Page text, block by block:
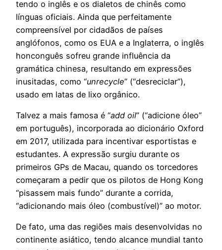
tendo o inglês e os dialetos de chinês como
línguas oficiais. Ainda que perfeitamente
compreensível por cidadãos de países
anglófonos, como os EUA e a Inglaterra, o inglês
honconguês sofreu grande influência da
gramática chinesa, resultando em expressões
inusitadas, como “unrecycle” (“desreciclar”),
usado em latas de lixo orgânico.
Talvez a mais famosa é “add oil” (“adicione óleo”
em português), incorporada ao dicionário Oxford
em 2017, utilizada para incentivar esportistas e
estudantes. A expressão surgiu durante os
primeiros GPs de Macau, quando os torcedores
começaram a pedir que os pilotos de Hong Kong
“pisassem mais fundo” durante a corrida,
“adicionando mais óleo (combustível)” ao motor.
De fato, uma das regiões mais desenvolvidas no
continente asiático, tendo alcance mundial tanto